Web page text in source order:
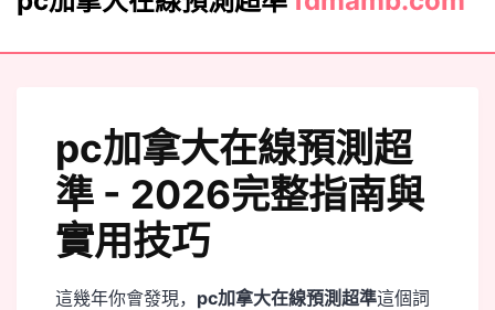
pc加拿大在線預測超
準 - 2026完整指南與
實用技巧
這幾年你會發現， pc加拿大在線預測超準這個詞